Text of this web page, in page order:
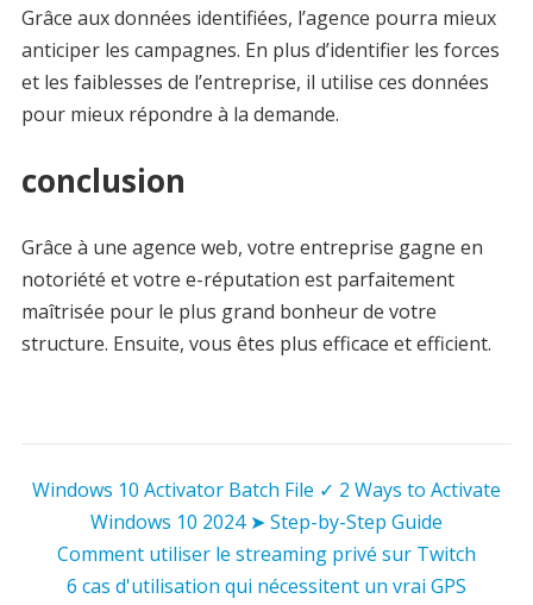
Grâce aux données identifiées, l’agence pourra mieux
anticiper les campagnes. En plus d’identifier les forces
et les faiblesses de l’entreprise, il utilise ces données
pour mieux répondre à la demande.
conclusion
Grâce à une agence web, votre entreprise gagne en
notoriété et votre e-réputation est parfaitement
maîtrisée pour le plus grand bonheur de votre
structure. Ensuite, vous êtes plus efficace et efficient.
Windows 10 Activator Batch File ✓ 2 Ways to Activate
Windows 10 2024 ➤ Step-by-Step Guide
Comment utiliser le streaming privé sur Twitch
6 cas d'utilisation qui nécessitent un vrai GPS